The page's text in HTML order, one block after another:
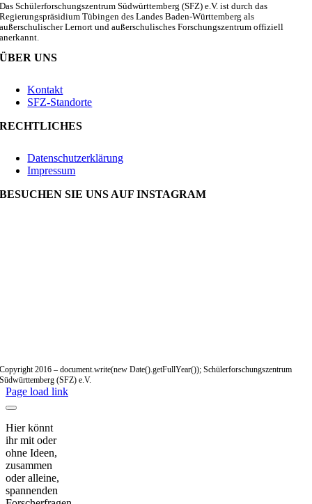
Das Schülerforschungszentrum Südwürttemberg (SFZ) e.V. ist durch das
Regierungspräsidium Tübingen des Landes Baden-Württemberg als
außerschulischer Lernort und außerschulisches Forschungszentrum offiziell
anerkannt.
ÜBER UNS
Kontakt
SFZ-Standorte
RECHTLICHES
Datenschutzerklärung
Impressum
BESUCHEN SIE UNS AUF INSTAGRAM
Copyright 2016 – document.write(new Date().getFullYear()); Schülerforschungszentrum
Südwürttemberg (SFZ) e.V.
Page load link
Hier könnt
ihr mit oder
ohne Ideen,
zusammen
oder alleine,
spannenden